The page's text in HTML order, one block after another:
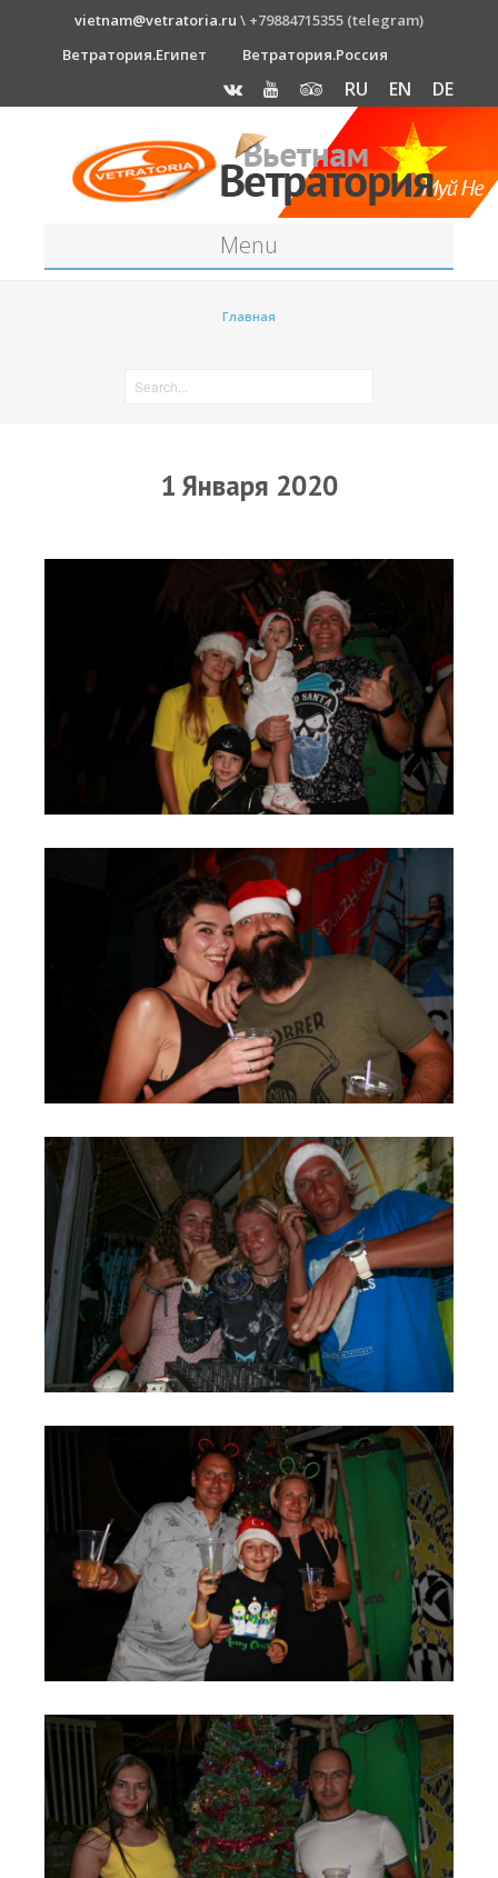
vietnam@vetratoria.ru \ +79884715355 (telegram)
Ветратория.Египет
Ветратория.Россия
RU EN DE
Menu
RRD Russian Cup
Новости
Медиа
Фото
Видео
Места катания
Наши станции
Ветратория.Дахаб
Ветратория Россия
Ветратория.Вьетнам
Цены
Обучение Виндсерфингу
Прокат виндсерфинга и винг фойла
Классический серфинг и SUP
Продажа оборудования
Обучение кайтсерфингу
Система скидок
Обучение Wing Foil
Главная
1 Января 2020